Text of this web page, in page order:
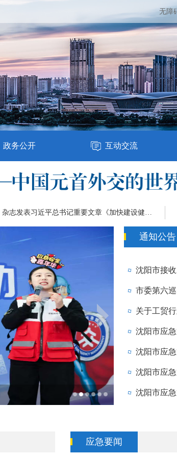
无障
政务公开 互动交流
《求是》杂志发表习近平总书记重要文章《加快建设健康中国》
让安全知识精
通知公告
关于工贸
沈阳市应
应急要闻